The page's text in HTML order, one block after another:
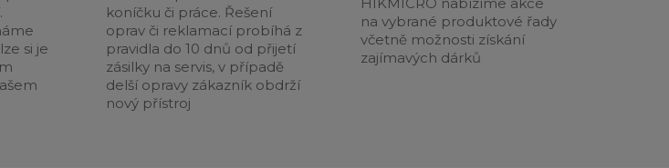
si je
koníčku či práce. Řešení
oprav či reklamací probíhá z
pravidla do 10 dnů od přijetí
zásilky na servis, v případě
delší opravy zákazník obdrží
nový přístroj
na vybrané produktové řady
včetně možnosti získání
zajímavých dárků